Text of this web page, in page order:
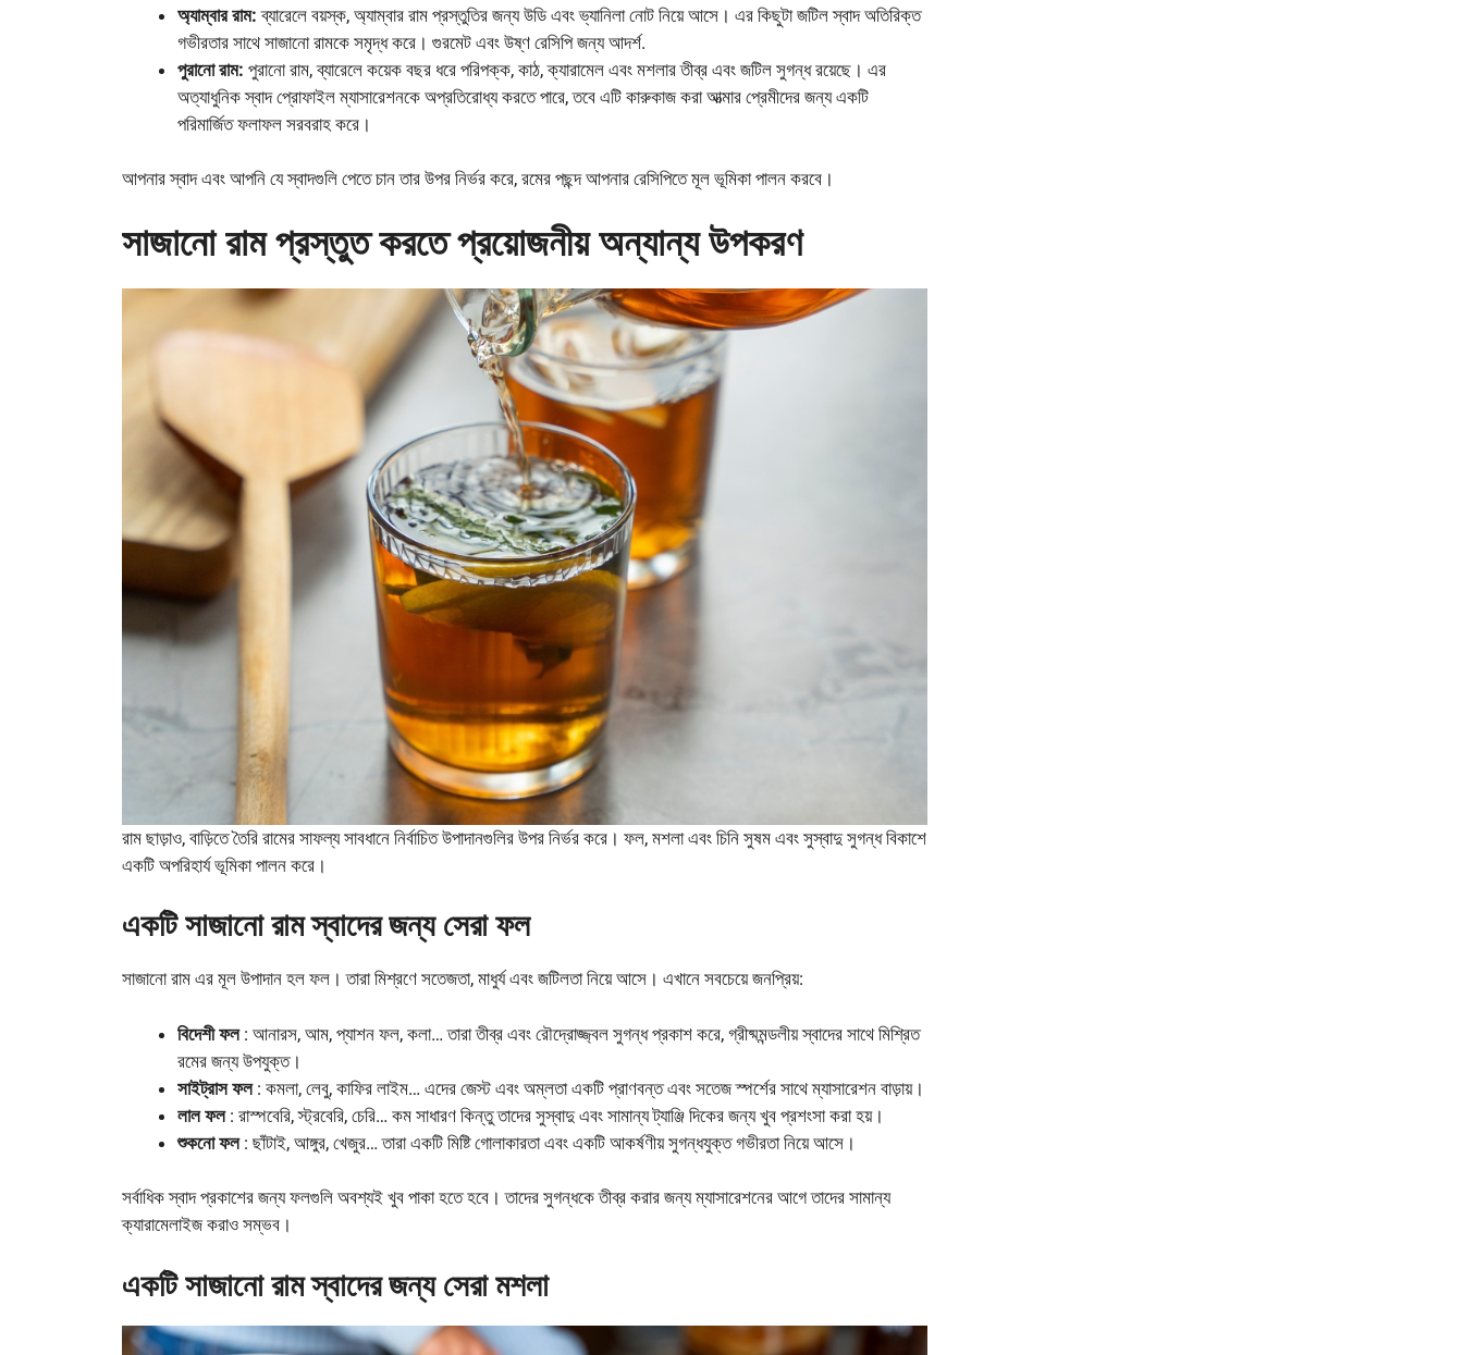
অ্যাম্বার রাম:ব্যারেলে বয়স্ক, অ্যাম্বার রাম প্রস্তুতির জন্য উডি এবং ভ্যানিলা নোট নিয়ে আসে। এর কিছুটা জটিল স্বাদ অতিরিক্ত
গভীরতার সাথে সাজানো রামকে সমৃদ্ধ করে। গুরমেট এবং উষ্ণ রেসিপি জন্য আদর্শ.
পুরানো রাম: পুরানো রাম, ব্যারেলে কয়েক বছর ধরে পরিপক্ক, কাঠ, ক্যারামেল এবং মশলার তীব্র এবং জটিল সুগন্ধ রয়েছে। এর
অত্যাধুনিক স্বাদ প্রোফাইল ম্যাসারেশনকে অপ্রতিরোধ্য করতে পারে, তবে এটি কারুকাজ করা আত্মার প্রেমীদের জন্য একটি
পরিমার্জিত ফলাফল সরবরাহ করে।
আপনার স্বাদ এবং আপনি যে স্বাদগুলি পেতে চান তার উপর নির্ভর করে, রমের পছন্দ আপনার রেসিপিতে মূল ভূমিকা পালন করবে।
সাজানো রাম প্রস্তুত করতে প্রয়োজনীয় অন্যান্য উপকরণ
রাম ছাড়াও, বাড়িতে তৈরি রামের সাফল্য সাবধানে নির্বাচিত উপাদানগুলির উপর নির্ভর করে। ফল, মশলা এবং চিনি সুষম এবং সুস্বাদু সুগন্ধ বিকাশে
একটি অপরিহার্য ভূমিকা পালন করে।
একটি সাজানো রাম স্বাদের জন্য সেরা ফল
সাজানো রাম এর মূল উপাদান হল ফল। তারা মিশ্রণে সতেজতা, মাধুর্য এবং জটিলতা নিয়ে আসে। এখানে সবচেয়ে জনপ্রিয়:
বিদেশী ফল: আনারস, আম, প্যাশন ফল, কলা… তারা তীব্র এবং রৌদ্রোজ্জ্বল সুগন্ধ প্রকাশ করে, গ্রীষ্মমন্ডলীয় স্বাদের সাথে মিশ্রিত
রমের জন্য উপযুক্ত।
সাইট্রাস ফল: কমলা, লেবু, কাফির লাইম… এদের জেস্ট এবং অম্লতা একটি প্রাণবন্ত এবং সতেজ স্পর্শের সাথে ম্যাসারেশন বাড়ায়।
লাল ফল: রাস্পবেরি, স্ট্রবেরি, চেরি… কম সাধারণ কিন্তু তাদের সুস্বাদু এবং সামান্য ট্যাঞ্জি দিকের জন্য খুব প্রশংসা করা হয়।
শুকনো ফল: ছাঁটাই, আঙ্গুর, খেজুর… তারা একটি মিষ্টি গোলাকারতা এবং একটি আকর্ষণীয় সুগন্ধযুক্ত গভীরতা নিয়ে আসে।
সর্বাধিক স্বাদ প্রকাশের জন্য ফলগুলি অবশ্যই খুব পাকা হতে হবে। তাদের সুগন্ধকে তীব্র করার জন্য ম্যাসারেশনের আগে তাদের সামান্য
ক্যারামেলাইজ করাও সম্ভব।
একটি সাজানো রাম স্বাদের জন্য সেরা মশলা